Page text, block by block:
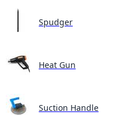
Spudger
Heat Gun
Suction Handle